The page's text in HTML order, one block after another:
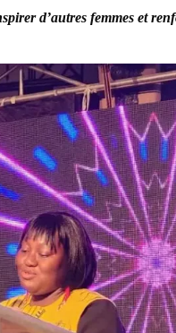
d’autres femmes et